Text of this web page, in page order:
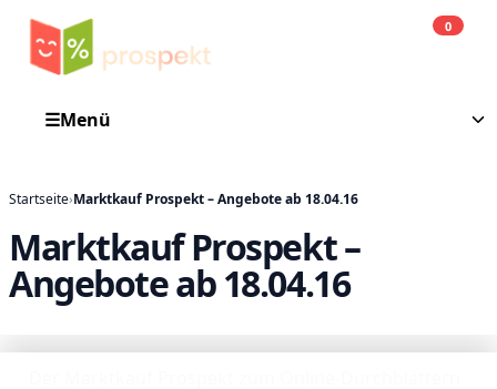
0
☰Menü
Startseite›Marktkauf Prospekt – Angebote ab 18.04.16
Marktkauf Prospekt –
Angebote ab 18.04.16